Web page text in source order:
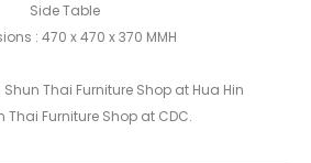
Side Table
: 470 x 470 x 370 MMH
Thai Furniture Shop at Hua Hin
Thai Furniture Shop at CDC.